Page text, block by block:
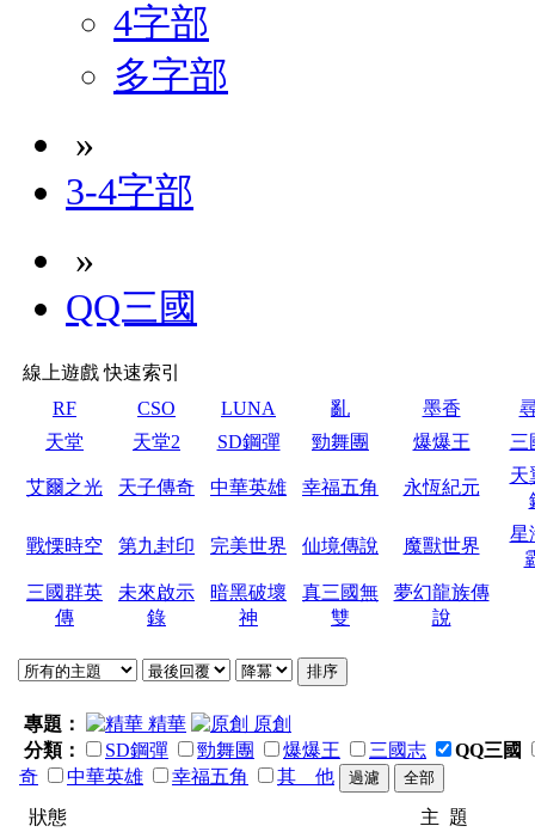
4字部
多字部
»
3-4字部
»
QQ三國
線上遊戲 快速索引
RF
CSO LUNA 亂 墨香
天堂
天堂2 SD鋼彈 勁舞團 爆爆王 三
艾爾之光 天子傳奇 中華英雄 幸福五角 永恆紀元
天
戰慄時空 第九封印 完美世界 仙境傳說 魔獸世界
星
三國群英
傳
未來啟示
錄
暗黑破壞
神
真三國無
雙
夢幻龍族傳
說
專題： 精華
原創
分類：
SD鋼彈 勁舞團 爆爆王 三國志
QQ三國
奇
中華英雄 幸福五角
其 他
狀態
主 題